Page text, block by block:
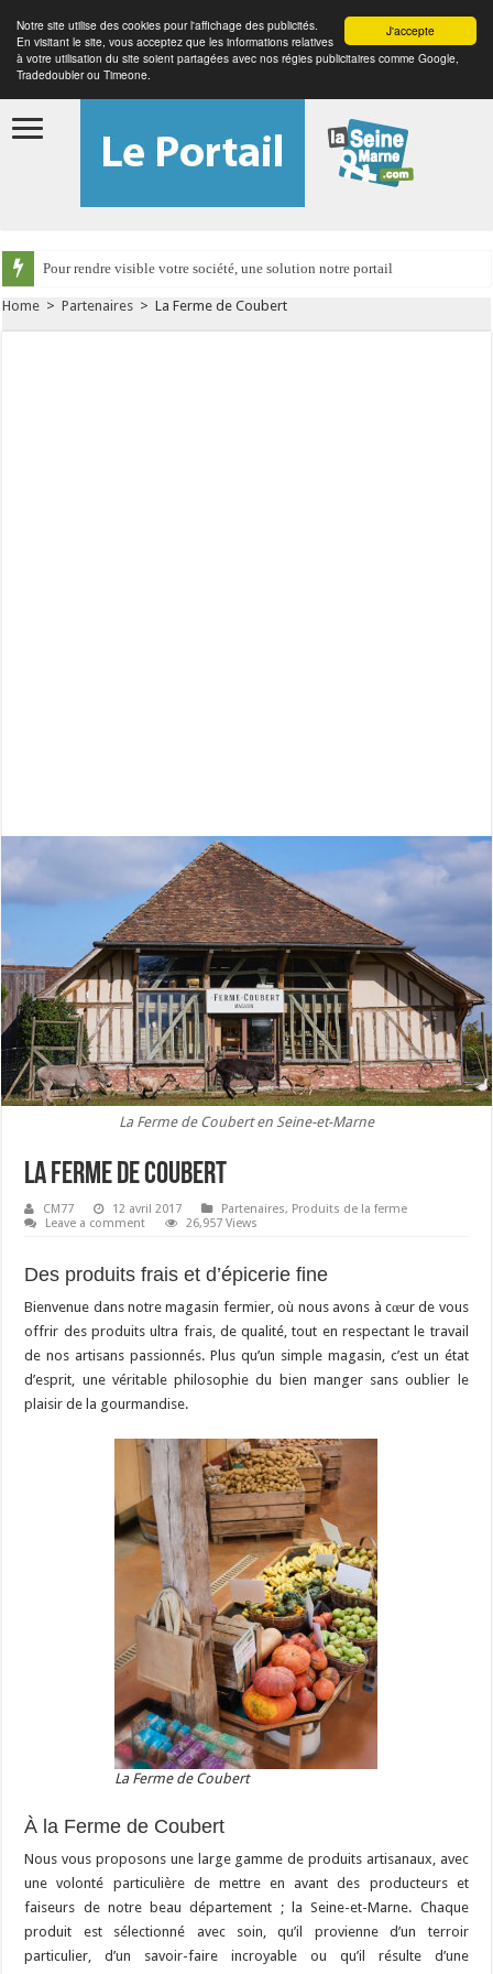
J'accepte
Notre site utilise des cookies pour l'affichage des publicités.
En visitant le site, vous acceptez que les informations relatives
à votre utilisation du site soient partagées avec nos régies publicitaires comme Google,
Tradedoubler ou Timeone.
Pour rendre visible votre société, une solution notre portail
Home > Partenaires > La Ferme de Coubert
La Ferme de Coubert en Seine-et-Marne
La Ferme de Coubert
CM77 12 avril 2017 Partenaires, Produits de la ferme
Leave a comment
26,957 Views
Des produits frais et d’épicerie fine
Bienvenue dans notre magasin fermier, où nous avons à cœur de vous
offrir des produits ultra frais, de qualité, tout en respectant le travail
de nos artisans passionnés. Plus qu’un simple magasin, c’est un état
d’esprit, une véritable philosophie du bien manger sans oublier le
plaisir de la gourmandise.
La Ferme de Coubert
À la Ferme de Coubert
Nous vous proposons une large gamme de produits artisanaux, avec
une volonté particulière de mettre en avant des producteurs et
faiseurs de notre beau département ; la Seine-et-Marne. Chaque
produit est sélectionné avec soin, qu’il provienne d’un terroir
particulier, d’un savoir-faire incroyable ou qu’il résulte d’une